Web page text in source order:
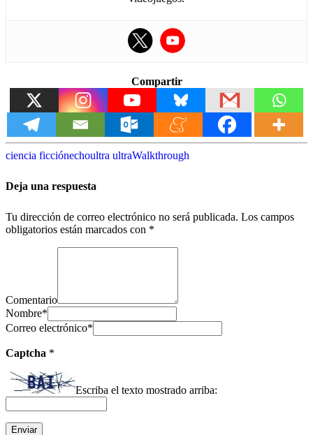
Compartir
ciencia ficciónechoultra ultraWalkthrough
Deja una respuesta
Tu dirección de correo electrónico no será publicada. Los campos
obligatorios están marcados con *
Comentario
Nombre*
Correo electrónico*
Captcha *
Escriba el texto mostrado arriba: